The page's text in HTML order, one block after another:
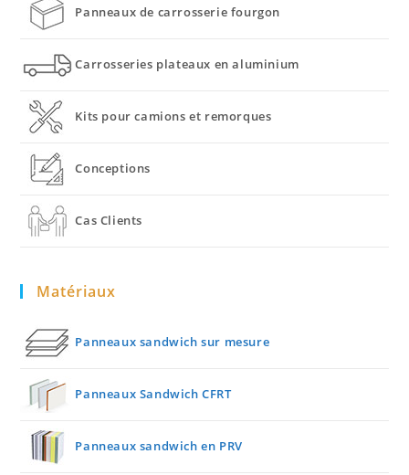
Panneaux de carrosserie fourgon
Carrosseries plateaux en aluminium
Kits pour camions et remorques
Conceptions
Cas Clients
Matériaux
Panneaux sandwich sur mesure
Panneaux Sandwich CFRT
Panneaux sandwich en PRV